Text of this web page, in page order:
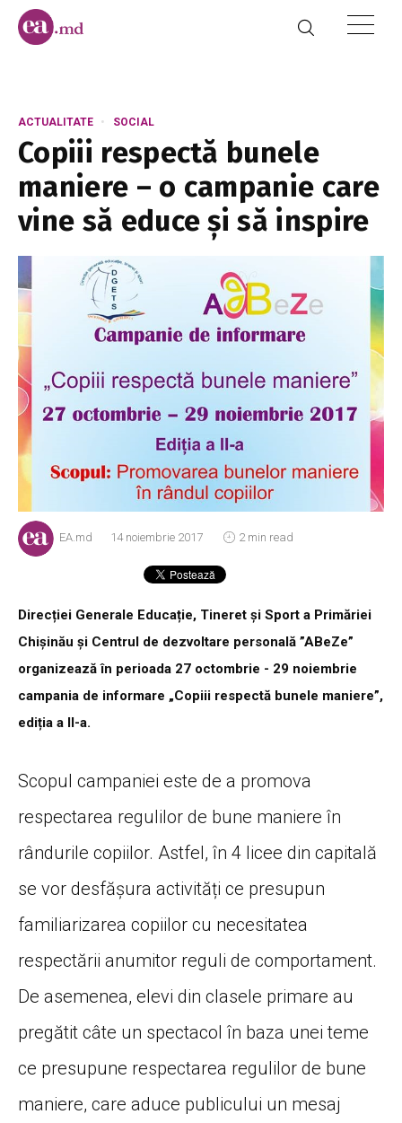
ACTUALITATE SOCIAL
Copiii respectă bunele
maniere – o campanie care
vine să educe și să inspire
EA.md 14 noiembrie 2017 2 min read
Direcției Generale Educație, Tineret și Sport a Primăriei
Chișinău și Centrul de dezvoltare personală ”ABeZe”
organizează în perioada 27 octombrie - 29 noiembrie
campania de informare „Copiii respectă bunele maniere”,
ediția a II-a.
Scopul campaniei este de a promova
respectarea regulilor de bune maniere în
rândurile copiilor. Astfel, în 4 licee din capitală
se vor desfășura activități ce presupun
familiarizarea copiilor cu necesitatea
respectării anumitor reguli de comportament.
De asemenea, elevi din clasele primare au
pregătit câte un spectacol în baza unei teme
ce presupune respectarea regulilor de bune
maniere, care aduce publicului un mesaj